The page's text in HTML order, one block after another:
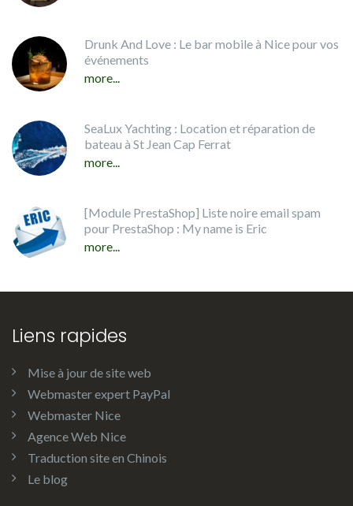
Drunk And Love : Le bar mobile à Nice pour vos
événements
more...
SeaLux Yachting : Location et réparation de
bateau à St Jean Cap Ferrat
more...
[Module PrestaShop] Liste noire email spam
pour PrestaShop : My name is Eric
more...
Liens rapides
Mise à jour de site web
Webmaster expert PayPal
Webmaster Nice
Agence Web Nice
Traduction site en Chinois
Le blog